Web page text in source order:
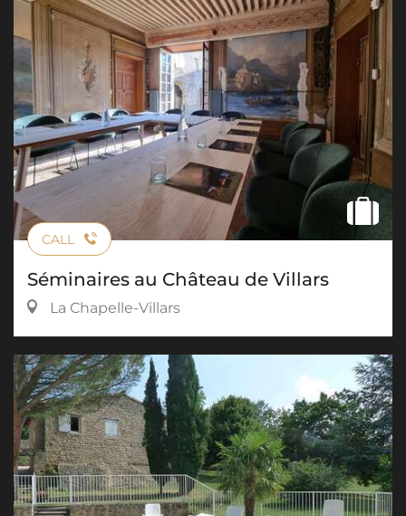
CALL
Séminaires au Château de Villars
La Chapelle-Villars